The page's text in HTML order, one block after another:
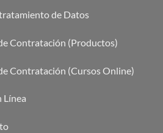
de Datos
Contratación (Productos)
Contratación (Cursos Online)
Línea